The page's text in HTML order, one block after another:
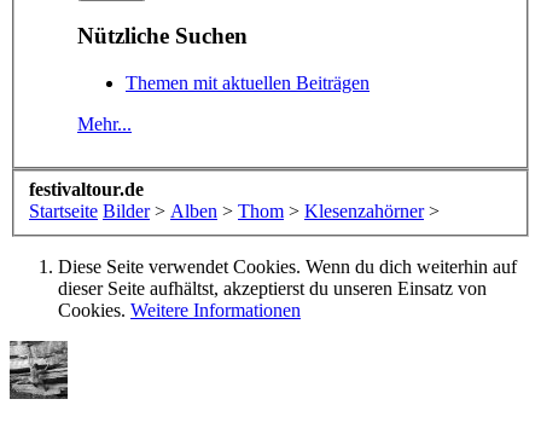
Nützliche Suchen
Themen mit aktuellen Beiträgen
Mehr...
festivaltour.de
Startseite Bilder > Alben > Thom > Klesenzahörner >
Diese Seite verwendet Cookies. Wenn du dich weiterhin auf
dieser Seite aufhältst, akzeptierst du unseren Einsatz von
Cookies. Weitere Informationen